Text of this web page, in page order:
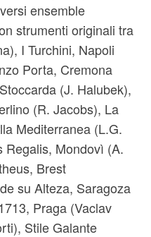
ensemble
strumenti originali tra
I Turchini, Napoli
Porta, Cremona
(J. Halubek),
(R. Jacobs), La
Mediterranea (L.G.
Regalis, Mondovì (A.
Brest
su Alteza, Saragoza
Praga (Vaclav
Stile Galante